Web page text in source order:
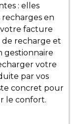
: elles
en
facture
de recharge et
gestionnaire
votre
par vos
concret pour
le confort.